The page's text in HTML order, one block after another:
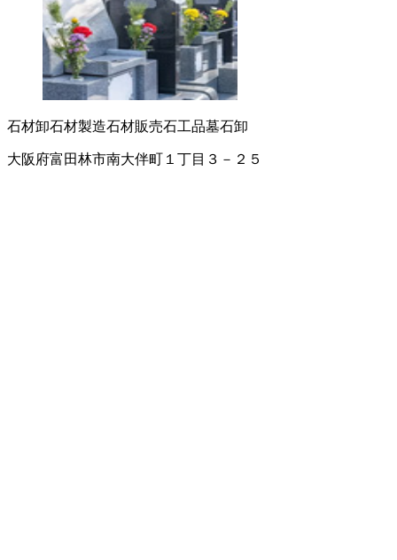
石材卸石材製造石材販売石工品墓石卸
大阪府富田林市南大伴町１丁目３－２５